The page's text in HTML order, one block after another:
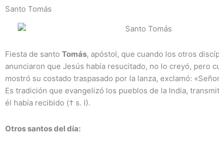
Santo Tomás
Fiesta de santo Tomás, apóstol, que cuando los otros
anunciaron que Jesús había resucitado, no lo creyó, pero
mostró su costado traspasado por la lanza, exclamó:
Es tradición que evangelizó los pueblos de la India,
él había recibido († s. I).
Otros santos del día: